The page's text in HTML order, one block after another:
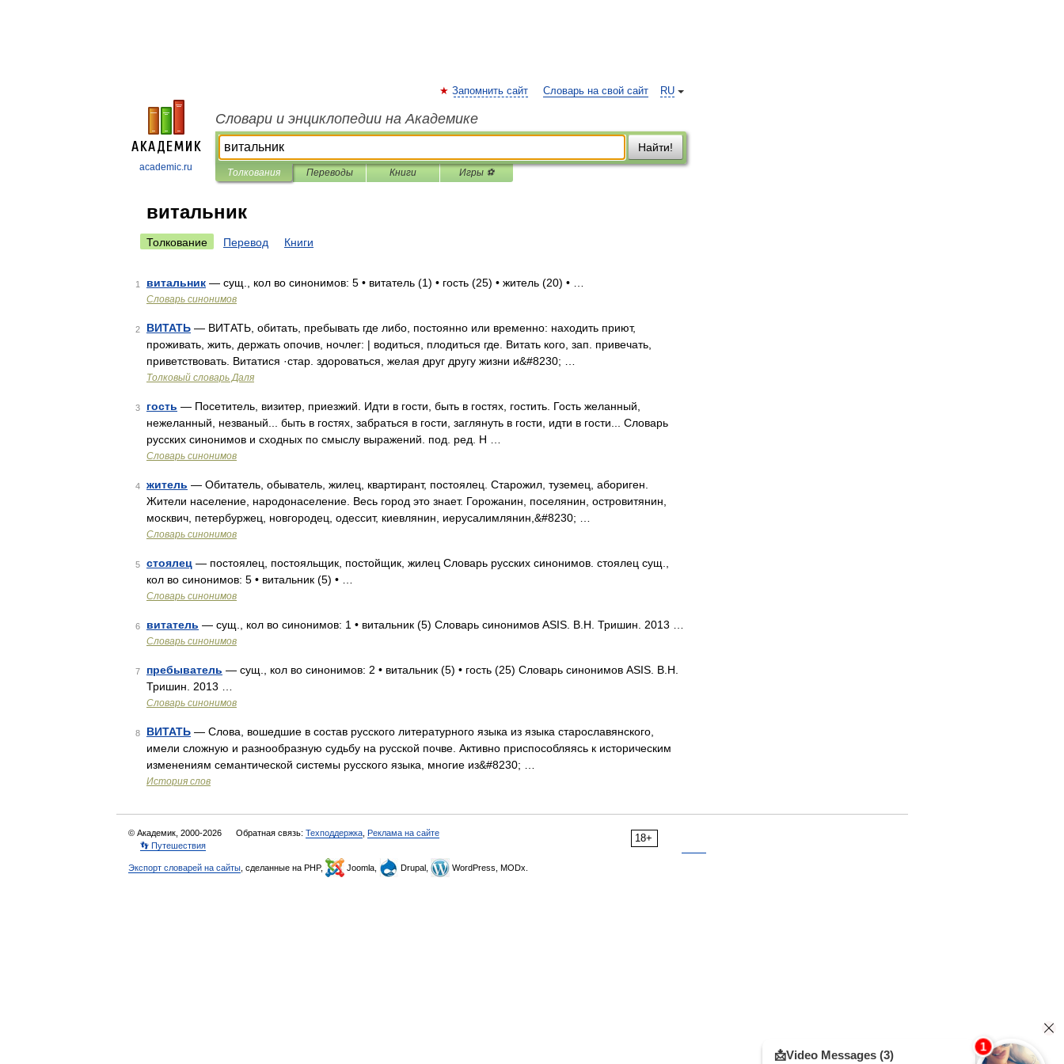
academic.ru
RU
Запомнить сайт Словарь на свой сайт
Словари и энциклопедии на Академике
Найти!
Толкования Переводы Книги Игры ⚽
витальник
Толкование Перевод Книги
1 витальник — сущ., кол во синонимов: 5 • витатель (1) • гость (25) • житель (20) • …
Словарь синонимов
2 ВИТАТЬ — ВИТАТЬ, обитать, пребывать где либо, постоянно или временно: находить приют,
проживать, жить, держать опочив, ночлег: | водиться, плодиться где. Витать кого, зап. привечать,
приветствовать. Витатися ·стар. здороваться, желая друг другу жизни и&#8230; …
Толковый словарь Даля
3 гость — Посетитель, визитер, приезжий. Идти в гости, быть в гостях, гостить. Гость желанный,
нежеланный, незваный... быть в гостях, забраться в гости, заглянуть в гости, идти в гости... Словарь
русских синонимов и сходных по смыслу выражений. под. ред. Н …
Словарь синонимов
4 житель — Обитатель, обыватель, жилец, квартирант, постоялец. Старожил, туземец, абориген.
Жители население, народонаселение. Весь город это знает. Горожанин, поселянин, островитянин,
москвич, петербуржец, новгородец, одессит, киевлянин, иерусалимлянин,&#8230; …
Словарь синонимов
5 стоялец — постоялец, постояльщик, постойщик, жилец Словарь русских синонимов. стоялец сущ.,
кол во синонимов: 5 • витальник (5) • …
Словарь синонимов
6 витатель — сущ., кол во синонимов: 1 • витальник (5) Словарь синонимов ASIS. В.Н. Тришин. 2013 …
Словарь синонимов
7 пребыватель — сущ., кол во синонимов: 2 • витальник (5) • гость (25) Словарь синонимов ASIS. В.Н.
Тришин. 2013 …
Словарь синонимов
8 ВИТАТЬ — Слова, вошедшие в состав русского литературного языка из языка старославянского,
имели сложную и разнообразную судьбу на русской почве. Активно приспособляясь к историческим
изменениям семантической системы русского языка, многие из&#8230; …
История слов
18+
© Академик, 2000-2026 Обратная связь: Техподдержка Реклама на сайте
👣 Путешествия
Экспорт словарей на сайты , сделанные на PHP, Joomla, Drupal, WordPress, MODx.